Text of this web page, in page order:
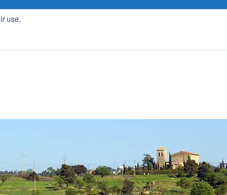
use.